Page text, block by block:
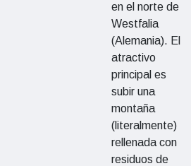
en el norte de
Westfalia
(Alemania). El
atractivo
principal es
subir una
montaña
(literalmente)
rellenada con
residuos de